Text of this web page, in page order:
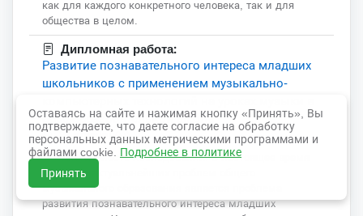
как для каждого конкретного человека, так и для
общества в целом.
Дипломная работа:
Развитие познавательного интереса младших
школьников с применением музыкально-
общеобразовательной школе
87 страниц(ы)
Актуальность исследования. В настоящее время
одной из актуальнейших проблем общего
музыкального образования является проблема
развития познавательного интереса младших
Оставаясь на сайте и нажимая кнопку «Принять», Вы
подтверждаете, что даете согласие на обработку
персональных данных метрическими программами и
файлами cookie. Подробнее в политике
Принять